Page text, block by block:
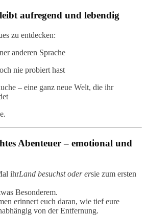
aufregend und lebendig
zu entdecken:
anderen Sprache
nie probiert hast
– eine ganz neue Welt, die ihr
Abenteuer – emotional und
ihrLand besuchst oder ersie zum ersten
Besonderem.
erinnert euch daran, wie tief eure
von der Entfernung.